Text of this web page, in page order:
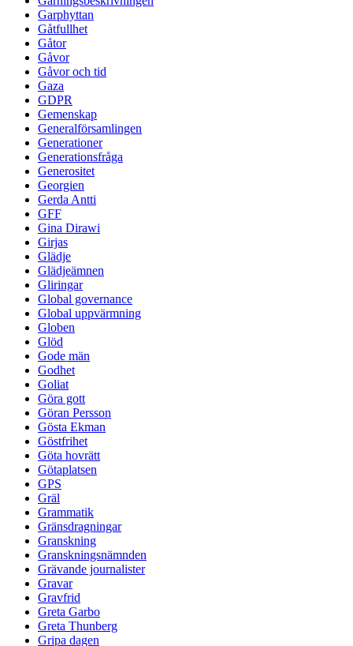
Garphyttan
Gåtfullhet
Gåtor
Gåvor
Gåvor och tid
Gaza
GDPR
Gemenskap
Generalförsamlingen
Generationer
Generationsfråga
Generositet
Georgien
Gerda Antti
GFF
Gina Dirawi
Girjas
Glädje
Glädjeämnen
Gliringar
Global governance
Global uppvärmning
Globen
Glöd
Gode män
Godhet
Goliat
Göra gott
Göran Persson
Gösta Ekman
Göstfrihet
Göta hovrätt
Götaplatsen
GPS
Gräl
Grammatik
Gränsdragningar
Granskning
Granskningsnämnden
Grävande journalister
Gravar
Gravfrid
Greta Garbo
Greta Thunberg
Gripa dagen